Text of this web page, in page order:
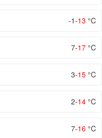
-1-13 °C
7-17 °C
3-15 °C
2-14 °C
7-16 °C